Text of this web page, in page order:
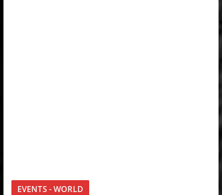
EVENTS - WORLD